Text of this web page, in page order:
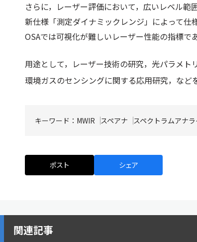
さらに，レーザー評価において，広いレベル
新仕様「測定ダイナミックレンジ」によって
OSAでは可視化が難しいレーザー性能の指標で
用途として，レーザー技術の研究，光パラメト
環境ガスのセンシングに関する応用研究，など
キーワード： MWIR スペアナ スペクトラムアナ
ポスト シェア
関連記事